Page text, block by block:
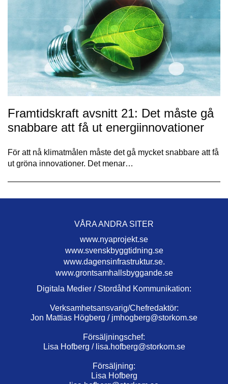
Framtidskraft avsnitt 21: Det måste gå
snabbare att få ut energiinnovationer
För att nå klimatmålen måste det gå mycket snabbare att få
ut gröna innovationer. Det menar…
VÅRA ANDRA SITER
www.nyaprojekt.se
www.svenskbyggtidning.se
www.dagensinfrastruktur.se.
www.grontsamhallsbyggande.se
Digitala Medier / Stordåhd Kommunikation:
Verksamhetsansvarig/Chefredaktör:
Jon Mattias Högberg / jmhogberg@storkom.se
Försäljningschef:
Lisa Hofberg / lisa.hofberg@storkom.se
Försäljning:
Lisa Hofberg